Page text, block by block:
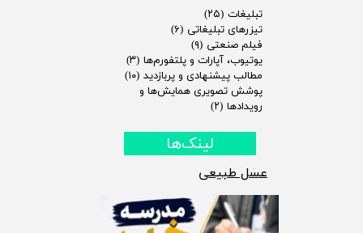
تبلیغات (۲۵)
تیزرهای تبلیغاتی (۶)
فیلم صنعتی (۹)
یوتیوب، آپارات و پلتفورم‌ها (۳)
مطالب پیشنهادی و پربازدید (۱۰)
پوشش تصویری همایش‌ها و
رویدادها (۲)
لینک‌ها
​عسل طبیعی